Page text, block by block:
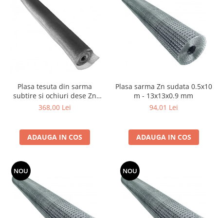
Produse decorative
Produse pentru constructii
Aparate pneumatice
Pistoale de vopsit
Scule si accesorii pneumatice
Scule electrice
Aparate de sudura
Aeroterme si tunuri de caldura
Capsatoare electrice
Ciocane demolatoare
Ciocane rotopercutoare
Ciocane electro-pneumatice
Plasa tesuta din sarma
subtire si ochiuri dese Zn
1x12 m - 2.5x2.5x0.56 mm
368,00 Lei
ADAUGA IN COS
Plasa sarma Zn sudata 0.5x10
m - 13x13x0.9 mm
94,01 Lei
ADAUGA IN COS
NOU NOU